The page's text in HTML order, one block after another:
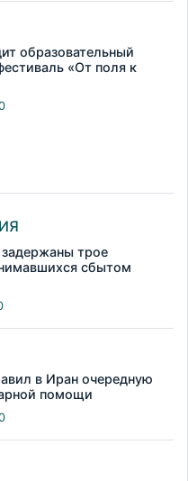
образовательный
«От поля к
трое
сбытом
в Иран очередную
помощи